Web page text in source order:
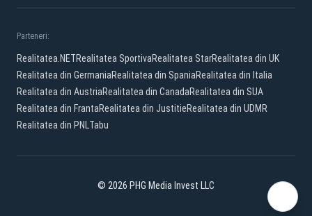
Parteneri:
Realitatea.NETRealitatea SportivaRealitatea StarRealitatea din UK
Realitatea din GermaniaRealitatea din SpaniaRealitatea din Italia
Realitatea din AustriaRealitatea din CanadaRealitatea din SUA
Realitatea din FrantaRealitatea din JustitieRealitatea din UDMR
Realitatea din PNLTabu
© 2026 PHG Media Invest LLC